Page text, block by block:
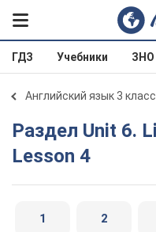
ГДЗ Учебники ЗНО
Английский язык 3
Раздел Unit 6. Life At Home.
Lesson 4
1 2